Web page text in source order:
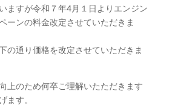
ますが令和７年4月１日よりエンジン
ーンの料金改定させていただきま
の通り価格を改定させていただきま
上のため何卒ご理解いたただきます
ます。